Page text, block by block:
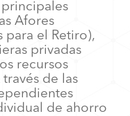
Afores
para el Retiro),
privadas
recursos
de las
de ahorro